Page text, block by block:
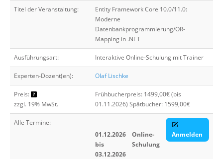
Titel der Veranstaltung:
Entity Framework Core 10.0/11.0:
Moderne
Datenbankprogrammierung/OR-
Mapping in .NET
Ausführungsart: Interaktive Online-Schulung mit Trainer
Experten-Dozent(en): Olaf Lischke
Preis:
zzgl. 19% MwSt.
Frühbucherpreis: 1499,00€ (bis
01.11.2026) Spätbucher: 1599,00€
Alle Termine:
01.12.2026
bis
03.12.2026
Online-
Schulung
Anmelden